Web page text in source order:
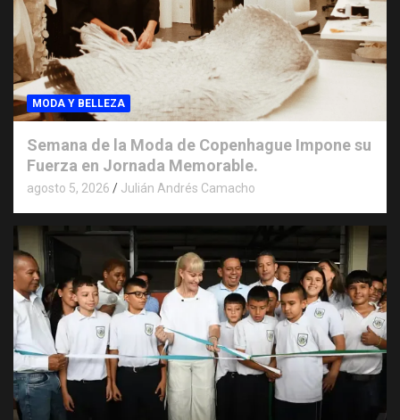
MODA Y BELLEZA
Semana de la Moda de Copenhague Impone su
Fuerza en Jornada Memorable.
agosto 5, 2026 Julián Andrés Camacho